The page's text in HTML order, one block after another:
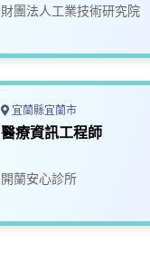
(D100)
財團法人工業技術研究院
宜蘭縣宜蘭市
醫療資訊工程師
開蘭安心診所